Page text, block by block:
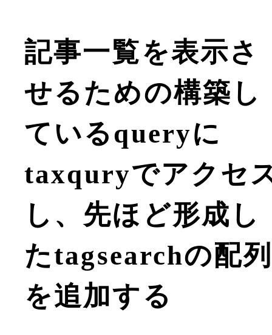
記事一覧を表示さ
せるための構築し
ているqueryに
taxquryでアクセ
し、先ほど形成し
たtagsearchの配列
を追加する